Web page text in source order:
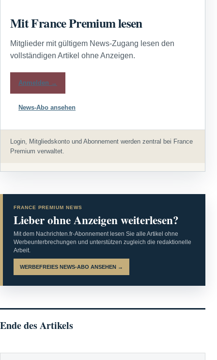
Mit France Premium lesen
Mitglieder mit gültigem News-Zugang lesen den
vollständigen Artikel ohne Anzeigen.
Anmelden →
News-Abo ansehen
Login, Mitgliedskonto und Abonnement werden zentral bei France
Premium verwaltet.
FRANCE PREMIUM NEWS
Lieber ohne Anzeigen weiterlesen?
Mit dem Nachrichten.fr-Abonnement lesen Sie alle Artikel ohne
Werbeunterbrechungen und unterstützen zugleich die redaktionelle
Arbeit.
WERBEFREIES NEWS-ABO ANSEHEN →
Ende des Artikels